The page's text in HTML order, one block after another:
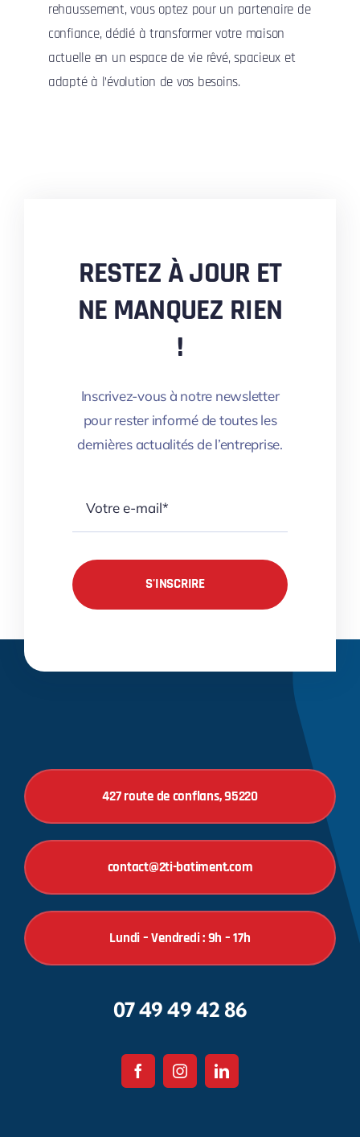
rehaussement, vous optez pour un partenaire de
confiance, dédié à transformer votre maison
actuelle en un espace de vie rêvé, spacieux et
adapté à l’évolution de vos besoins.
RESTEZ À JOUR ET
NE MANQUEZ RIEN
!
Inscrivez-vous à notre newsletter
pour rester informé de toutes les
dernières actualités de l’entreprise.
S'INSCRIRE
427 route de conflans, 95220
contact@2ti-batiment.com
Lundi – Vendredi : 9h – 17h
07 49 49 42 86